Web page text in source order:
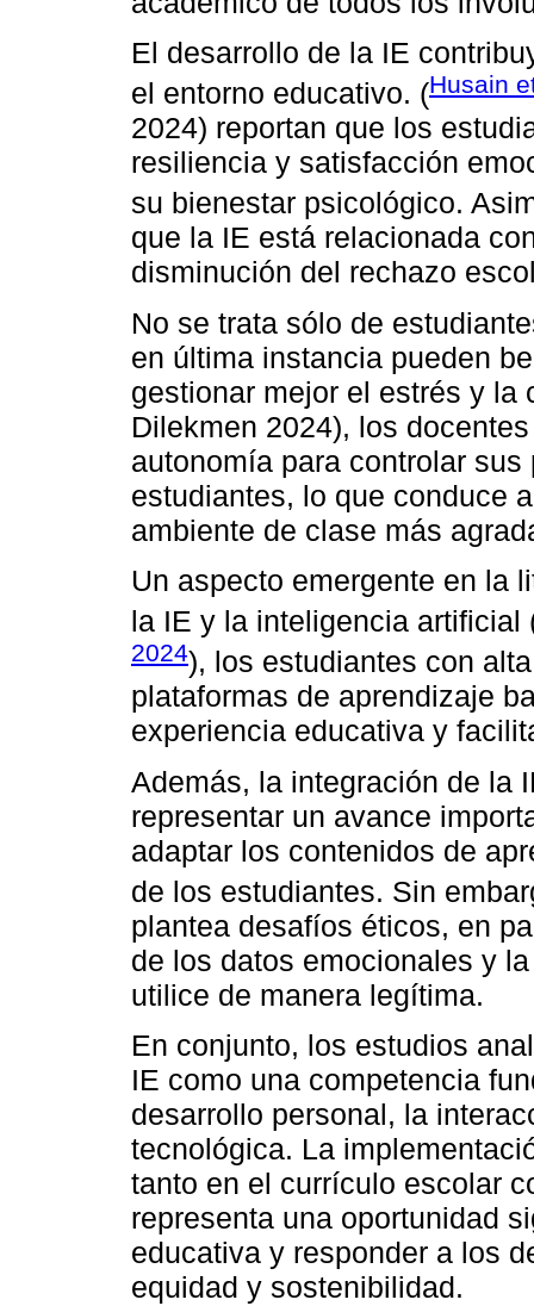
El desarrollo de la IE
el entorno educativo. (Husain
2024) reportan que los
resiliencia y satisfacción
su bienestar psicológico.
que la IE está relacionada
disminución del rechazo
No se trata sólo de
en última instancia pueden
gestionar mejor el estrés y la
Dilekmen 2024), los
autonomía para controlar
estudiantes, lo que conduce
ambiente de clase más
Un aspecto emergente en la
la IE y la inteligencia
2024), los estudiantes con
plataformas de aprendizaje
experiencia educativa y
Además, la integración de la
representar un avance
adaptar los contenidos de
de los estudiantes. Sin
plantea desafíos éticos, en
de los datos emocionales y
utilice de manera legítima.
En conjunto, los estudios
IE como una competencia
desarrollo personal, la
tecnológica. La
tanto en el currículo escolar
representa una oportunidad
educativa y responder a los
equidad y sostenibilidad.